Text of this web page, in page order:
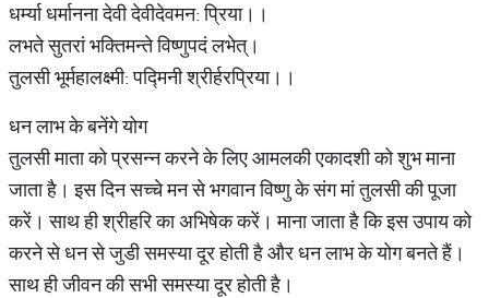
धर्म्या धर्मानना देवी देवीदेवमन: प्रिया।।
लभते सुतरां भक्तिमन्ते विष्णुपदं लभेत्।
तुलसी भूर्महालक्ष्मी: पद्मिनी श्रीर्हरप्रिया।।
धन लाभ के बनेंगे योग
तुलसी माता को प्रसन्न करने के लिए आमलकी एकादशी को शुभ माना
जाता है। इस दिन सच्चे मन से भगवान विष्णु के संग मां तुलसी की पूजा
करें। साथ ही श्रीहरि का अभिषेक करें। माना जाता है कि इस उपाय को
करने से धन से जुडी समस्या दूर होती है और धन लाभ के योग बनते हैं।
साथ ही जीवन की सभी समस्या दूर होती है।